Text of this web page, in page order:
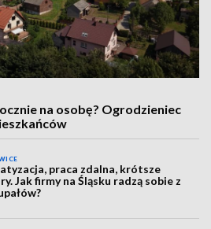
na osobę? Ogrodzieniec
praca zdalna, krótsze
Jak firmy na Śląsku radzą sobie z